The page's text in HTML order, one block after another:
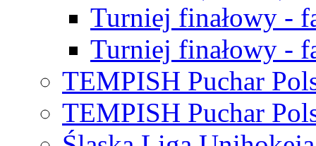
Turniej finałowy -
Turniej finałowy -
TEMPISH Puchar
TEMPISH Puchar